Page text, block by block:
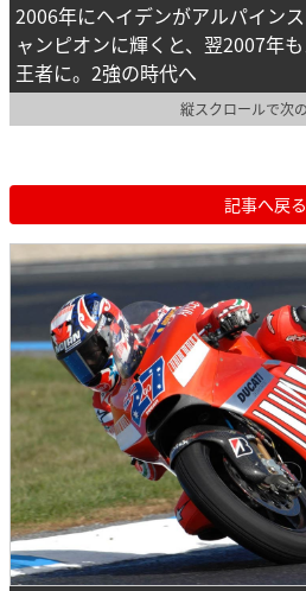
2006年にヘイデンがアルパイン
ャンピオンに輝くと、翌2007年
王者に。2強の時代へ
縦スクロールで次
記事へ戻る